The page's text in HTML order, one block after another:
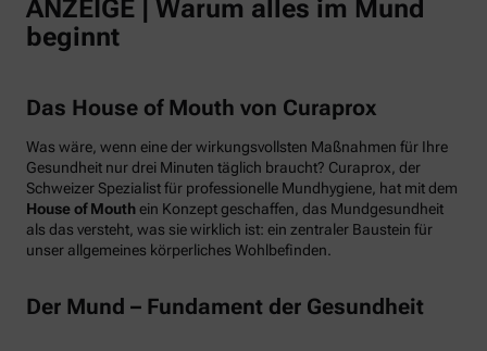
ANZEIGE | Warum alles im Mund
beginnt
Das House of Mouth von Curaprox
Was wäre, wenn eine der wirkungsvollsten Maßnahmen für Ihre
Gesundheit nur drei Minuten täglich braucht? Curaprox, der
Schweizer Spezialist für professionelle Mundhygiene, hat mit dem
House of Mouthein Konzept geschaffen, das Mundgesundheit
als das versteht, was sie wirklich ist: ein zentraler Baustein für
unser allgemeines körperliches Wohlbefinden.
Der Mund – Fundament der Gesundheit